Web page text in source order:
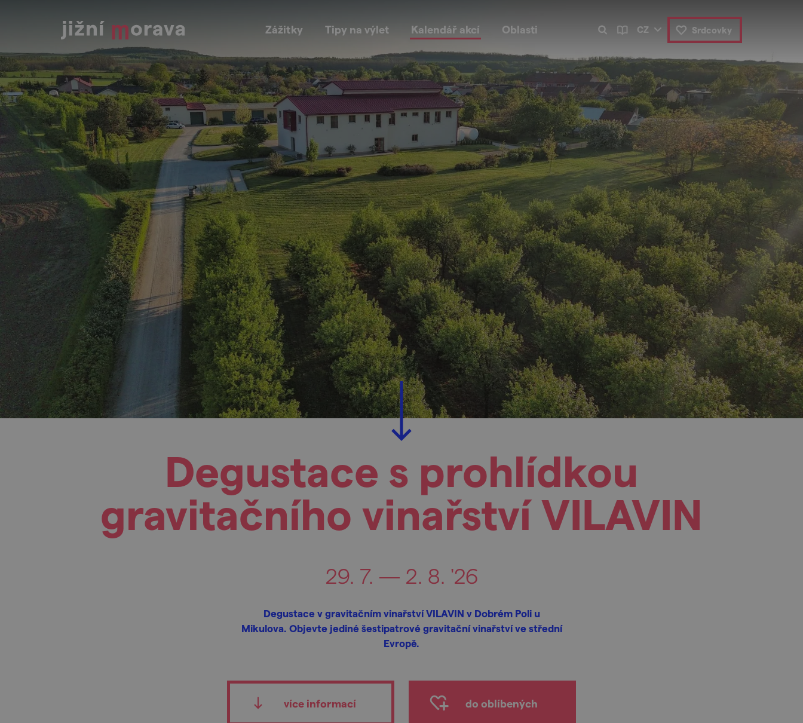
Zážitky Tipy na výlet Kalendář akcí Oblasti CZ Srdcovky
Degustace s prohlídkou
gravitačního vinařství VILAVIN
29. 7. — 2. 8. '26
Degustace v gravitačním vinařství VILAVIN v Dobrém Poli u
Mikulova. Objevte jediné šestipatrové gravitační vinařství ve střední
Evropě.
více informací do oblíbených